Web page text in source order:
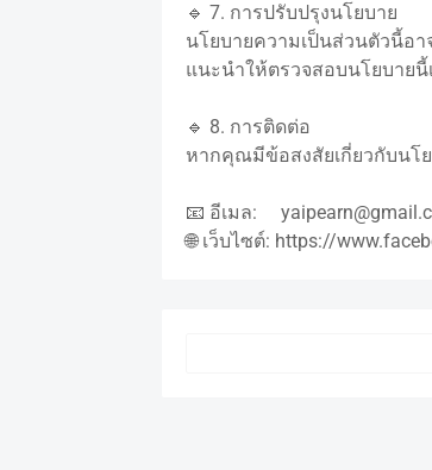
🔹 7. การปรับปรุงนโยบาย
นโยบายความเป็นส่วนตัวนี้อ
แนะนำให้ตรวจสอบนโยบายนี้
🔹 8. การติดต่อ
หากคุณมีข้อสงสัยเกี่ยวกับนโ
📧 อีเมล:
🌐 เว็บไซต์: https://